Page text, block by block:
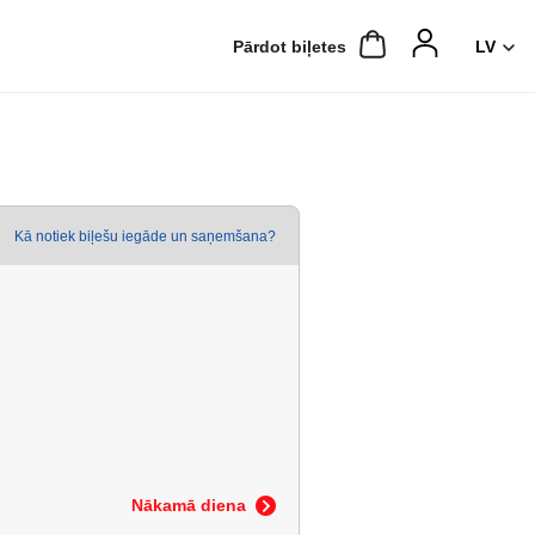
Pārdot biļetes
Kā notiek biļešu iegāde un saņemšana?
Nākamā diena